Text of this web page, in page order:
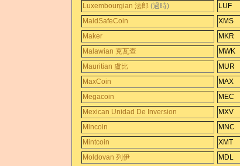
Luxembourgian 法郎 (過時) LUF
MaidSafeCoin
XMS
Maker
MKR
Malawian 克瓦查
MWK
Mauritian 盧比
MUR
MaxCoin
MAX
Megacoin
MEC
Mexican Unidad De Inversion
MXV
Mincoin
MNC
Mintcoin
XMT
Moldovan 列伊
MDL